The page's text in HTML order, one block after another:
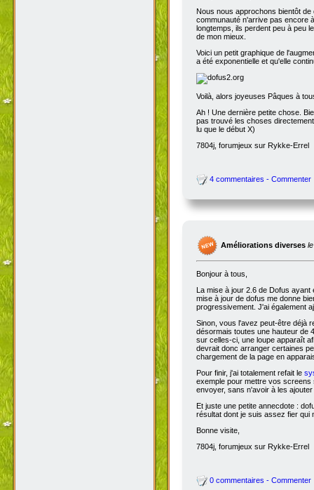
Nous nous approchons bientôt
communauté n'arrive pas encore
longtemps, ils perdent peu à peu
de mon mieux.
Voici un petit graphique de
a été exponentielle et qu'elle
Voilà, alors joyeuses Pâques à
Ah ! Une dernière petite chose.
pas trouvé les choses
lu que le début X)
7804j, forumjeux sur Rykke-Errel
4 commentaires - Commenter
Améliorations diverses
Bonjour à tous,
La mise à jour 2.6 de Dofus
mise à jour de dofus me donne
progressivement. J'ai également
Sinon, vous l'avez peut-être déjà
désormais toutes une hauteur de
sur celles-ci, une loupe apparaît
devrait donc arranger certaines
chargement de la page en
Pour finir, j'ai totalement refait le
exemple pour mettre vos
envoyer, sans n'avoir à les
Et juste une petite annecdote :
résultat dont je suis assez fier qui
Bonne visite,
7804j, forumjeux sur Rykke-Errel
0 commentaires - Commenter